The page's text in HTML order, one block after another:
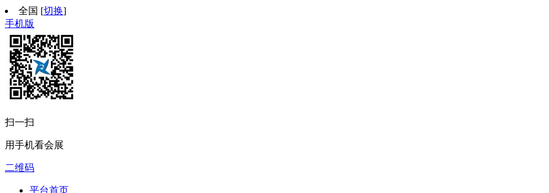
全国 [切换]
手机版
扫一扫
用手机看会展
二维码
平台首页